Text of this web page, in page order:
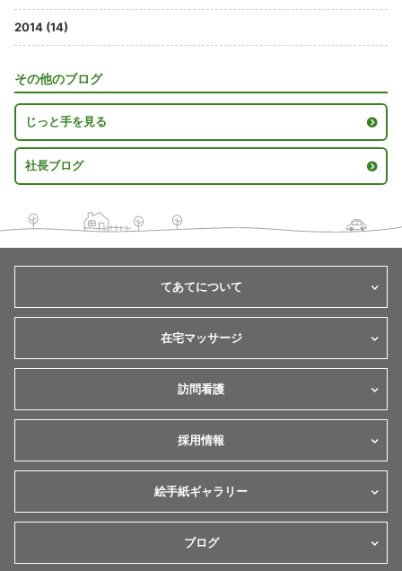
2014 (14)
その他のブログ
じっと手を見る
社長ブログ
てあてについて
在宅マッサージ
訪問看護
採用情報
絵手紙ギャラリー
ブログ